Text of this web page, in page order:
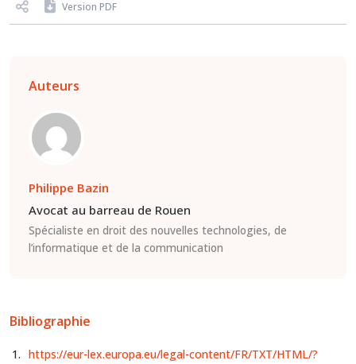
Version PDF
Auteurs
Philippe Bazin
Avocat au barreau de Rouen
Spécialiste en droit des nouvelles technologies, de
l’informatique et de la communication
Bibliographie
https://eur-lex.europa.eu/legal-content/FR/TXT/HTML/?